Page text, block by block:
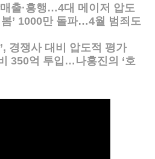
출·흥행…4대 메이저 압도
봄’ 1000만 돌파…4월 범죄도
경쟁사 대비 압도적 평가
350억 투입…나홍진의 ‘호